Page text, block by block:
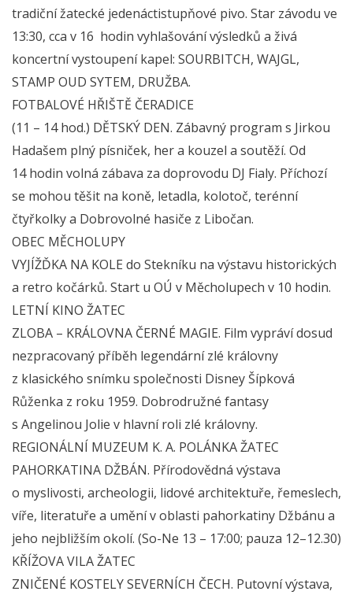
tradiční žatecké jedenáctistupňové pivo. Star závodu ve
13:30, cca v 16 hodin vyhlašování výsledků a živá
koncertní vystoupení kapel: SOURBITCH, WAJGL,
STAMP OUD SYTEM, DRUŽBA.
FOTBALOVÉ HŘIŠTĚ ČERADICE
(11 – 14 hod.) DĚTSKÝ DEN. Zábavný program s Jirkou
Hadašem plný písniček, her a kouzel a soutěží. Od
14 hodin volná zábava za doprovodu DJ Fialy. Příchozí
se mohou těšit na koně, letadla, kolotoč, terénní
čtyřkolky a Dobrovolné hasiče z Libočan.
OBEC MĚCHOLUPY
VYJÍŽĎKA NA KOLE do Stekníku na výstavu historických
a retro kočárků. Start u OÚ v Měcholupech v 10 hodin.
LETNÍ KINO ŽATEC
ZLOBA – KRÁLOVNA ČERNÉ MAGIE. Film vypráví dosud
nezpracovaný příběh legendární zlé královny
z klasického snímku společnosti Disney Šípková
Růženka z roku 1959. Dobrodružné fantasy
s Angelinou Jolie v hlavní roli zlé královny.
REGIONÁLNÍ MUZEUM K. A. POLÁNKA ŽATEC
PAHORKATINA DŽBÁN. Přírodovědná výstava
o myslivosti, archeologii, lidové architektuře, řemeslech,
víře, literatuře a umění v oblasti pahorkatiny Džbánu a
jeho nejbližším okolí. (So-Ne 13 – 17:00; pauza 12–12.30)
KŘÍŽOVA VILA ŽATEC
ZNIČENÉ KOSTELY SEVERNÍCH ČECH. Putovní výstava,